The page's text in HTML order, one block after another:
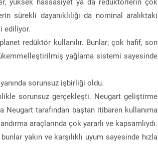
sürekli dayanıklılığı da nominal aralıktaki
ediliyor.
redüktör kullanılır. Bunlar; çok hafif, son
yağlama sistemi sayesinde
sorunsuz işbirliği oldu.
sorunsuz gerçekleşti. Neugart geliştirme
Neugart tarafından baştan itibaren kullanıma
araçlarında çok yararlı ve kapsamlıydı.
yakın ve karşılıklı uyum sayesinde hızla